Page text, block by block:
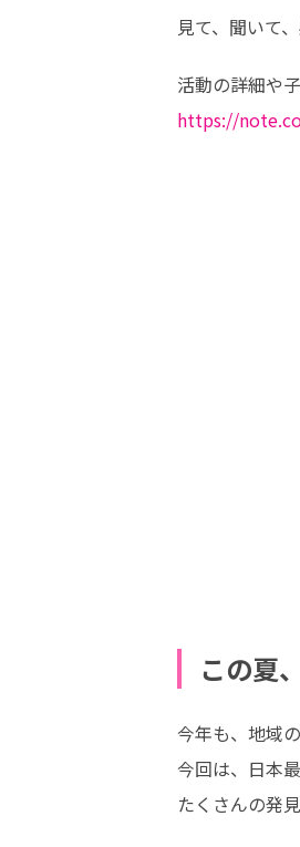
見て、聞いて
https://
この夏
今年も、地域
今回は、日本
たくさんの発